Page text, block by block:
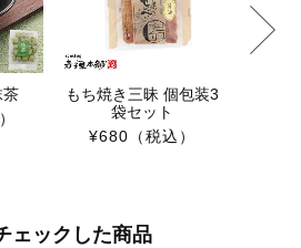
茶
もち焼き三昧 個包装3
袋セット
¥680 （税込）
ェックした商品